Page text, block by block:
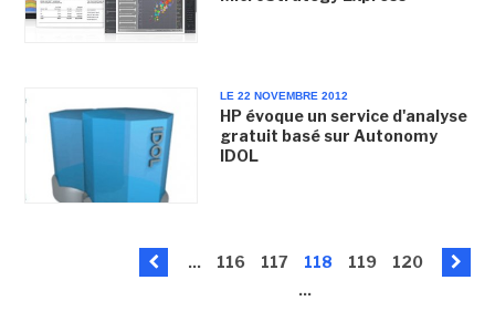
LE 22 NOVEMBRE 2012
HP évoque un service d'analyse
gratuit basé sur Autonomy
IDOL
... 116 117 118 119
120
...